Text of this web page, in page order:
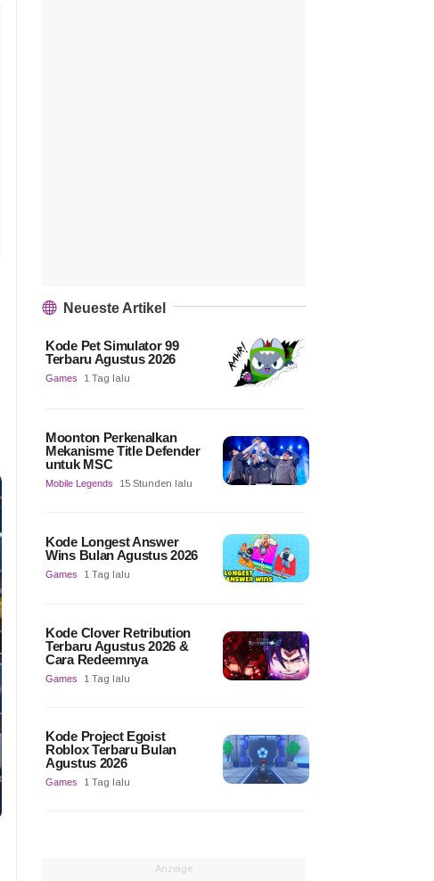
Neueste Artikel
Kode Pet Simulator 99
Terbaru Agustus 2026
Games 1 Tag lalu
Moonton Perkenalkan
Mekanisme Title Defender
untuk MSC
Mobile Legends 15 Stunden lalu
Kode Longest Answer
Wins Bulan Agustus 2026
Games 1 Tag lalu
Kode Clover Retribution
Terbaru Agustus 2026 &
Cara Redeemnya
Games 1 Tag lalu
Kode Project Egoist
Roblox Terbaru Bulan
Agustus 2026
Games 1 Tag lalu
Anzeige